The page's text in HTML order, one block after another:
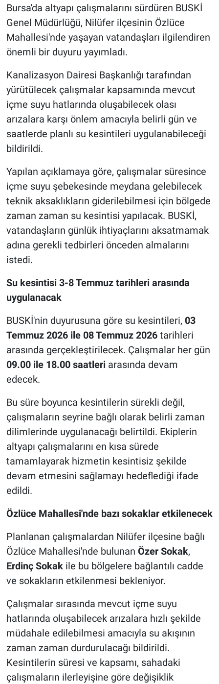
Bursa'da altyapı çalışmalarını sürdüren BUSKİ
Genel Müdürlüğü, Nilüfer ilçesinin Özlüce
Mahallesi'nde yaşayan vatandaşları ilgilendiren
önemli bir duyuru yayımladı.
Kanalizasyon Dairesi Başkanlığı tarafından
yürütülecek çalışmalar kapsamında mevcut
içme suyu hatlarında oluşabilecek olası
arızalara karşı önlem amacıyla belirli gün ve
saatlerde planlı su kesintileri uygulanabileceği
bildirildi.
Yapılan açıklamaya göre, çalışmalar süresince
içme suyu şebekesinde meydana gelebilecek
teknik aksaklıkların giderilebilmesi için bölgede
zaman zaman su kesintisi yapılacak. BUSKİ,
vatandaşların günlük ihtiyaçlarını aksatmamak
adına gerekli tedbirleri önceden almalarını
istedi.
Su kesintisi 3-8 Temmuz tarihleri arasında
uygulanacak
BUSKİ'nin duyurusuna göre su kesintileri, 03
Temmuz 2026 ile 08 Temmuz 2026tarihleri
arasında gerçekleştirilecek. Çalışmalar her gün
09.00 ile 18.00 saatleriarasında devam
edecek.
Bu süre boyunca kesintilerin sürekli değil,
çalışmaların seyrine bağlı olarak belirli zaman
dilimlerinde uygulanacağı belirtildi. Ekiplerin
altyapı çalışmalarını en kısa sürede
tamamlayarak hizmetin kesintisiz şekilde
devam etmesini sağlamayı hedeflediği ifade
edildi.
Özlüce Mahallesi'nde bazı sokaklar etkilenecek
Planlanan çalışmalardan Nilüfer ilçesine bağlı
Özlüce Mahallesi'nde bulunan Özer Sokak,
Erdinç Sokakile bu bölgelere bağlantılı cadde
ve sokakların etkilenmesi bekleniyor.
Çalışmalar sırasında mevcut içme suyu
hatlarında oluşabilecek arızalara hızlı şekilde
müdahale edilebilmesi amacıyla su akışının
zaman zaman durdurulacağı bildirildi.
Kesintilerin süresi ve kapsamı, sahadaki
çalışmaların ilerleyişine göre değişiklik
Nöbetçi Eczaneler